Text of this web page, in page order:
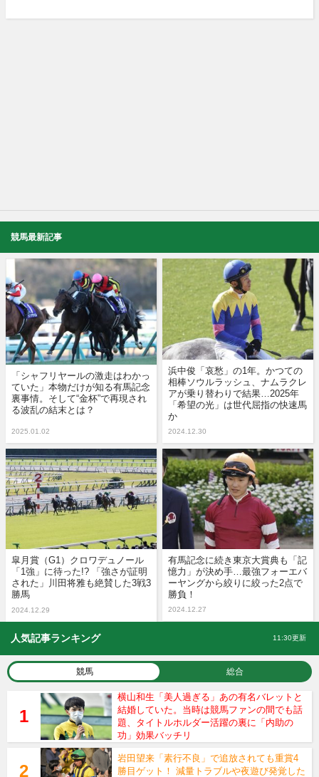
競馬最新記事
「シャフリヤールの激走はわかっ
ていた」本物だけが知る有馬記念
裏事情。そして“金杯”で再現され
る波乱の結末とは？
2025.01.02
浜中俊「哀愁」の1年。かつての
相棒ソウルラッシュ、ナムラクレ
アが乗り替わりで結果…2025年
「希望の光」は世代屈指の快速馬
か
2024.12.30
皐月賞（G1）クロワデュノール
「1強」に待った!? 「強さが証明
された」川田将雅も絶賛した3戦3
勝馬
2024.12.29
有馬記念に続き東京大賞典も「記
憶力」が決め手…最強フォーエバ
ーヤングから絞りに絞った2点で
勝負！
2024.12.27
人気記事ランキング 11:30更新
競馬 総合
横山和生「美人過ぎる」あの有名バレットと
結婚していた。当時は競馬ファンの間でも話
題、タイトルホルダー活躍の裏に「内助の
功」効果バッチリ
岩田望来「素行不良」で追放されても重賞4
勝目ゲット！ 減量トラブルや夜遊び発覚した